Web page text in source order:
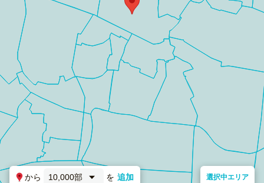
から 10,000部 を 追加 選択中エリア